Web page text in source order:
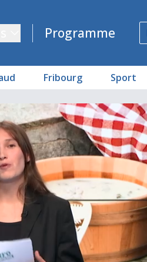
Programme
Fribourg Sport